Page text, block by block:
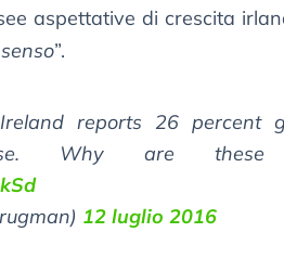
aspettative di crescita
”.
Ireland reports 26 percent
Why are
12 luglio 2016